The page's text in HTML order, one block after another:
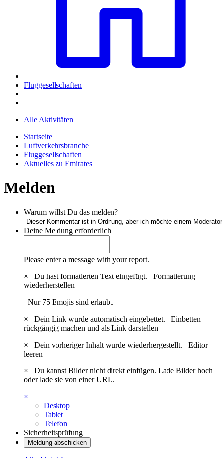
Fluggesellschaften
Alle Aktivitäten
Startseite
Luftverkehrsbranche
Fluggesellschaften
Aktuelles zu Emirates
Melden
Warum willst Du das melden?
Deine Meldung erforderlich
Please enter a message with your report.
×
Du hast formatierten Text eingefügt. Formatierung
wiederherstellen
Nur 75 Emojis sind erlaubt.
×
Dein Link wurde automatisch eingebettet. Einbetten
rückgängig machen und als Link darstellen
×
Dein vorheriger Inhalt wurde wiederhergestellt. Editor
leeren
×
Du kannst Bilder nicht direkt einfügen. Lade Bilder hoch
oder lade sie von einer URL.
×
Desktop
Tablet
Telefon
Sicherheitsprüfung
Meldung abschicken